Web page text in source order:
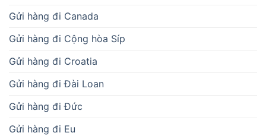
Gửi hàng đi Canada
Gửi hàng đi Cộng hòa Síp
Gửi hàng đi Croatia
Gửi hàng đi Đài Loan
Gửi hàng đi Đức
Gửi hàng đi Eu